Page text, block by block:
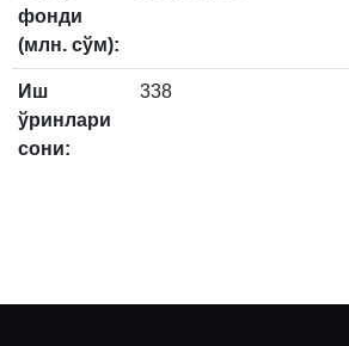
фонди
(млн. сўм):
Иш
ўринлари
сони:
338